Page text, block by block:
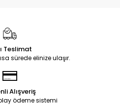
Teslimat
sürede elinize ulaşır.
Alışveriş
ödeme sistemi